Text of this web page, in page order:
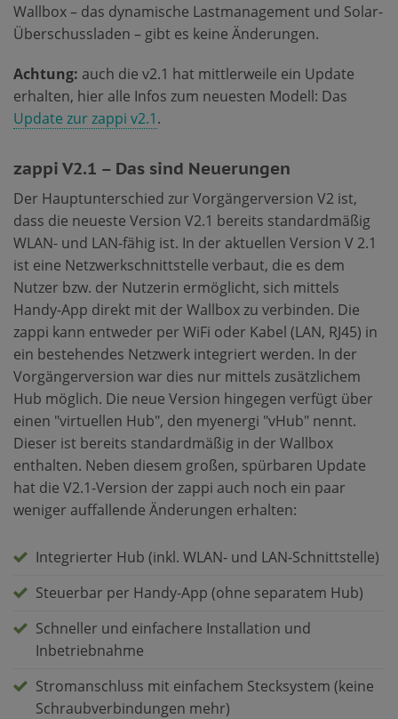
Wallbox – das dynamische Lastmanagement und Solar-
Überschussladen – gibt es keine Änderungen.
Achtung: auch die v2.1 hat mittlerweile ein Update
erhalten, hier alle Infos zum neuesten Modell: Das
Update zur zappi v2.1.
zappi V2.1 – Das sind Neuerungen
Der Hauptunterschied zur Vorgängerversion V2 ist,
dass die neueste Version V2.1 bereits standardmäßig
WLAN- und LAN-fähig ist. In der aktuellen Version V 2.1
ist eine Netzwerkschnittstelle verbaut, die es dem
Nutzer bzw. der Nutzerin ermöglicht, sich mittels
Handy-App direkt mit der Wallbox zu verbinden. Die
zappi kann entweder per WiFi oder Kabel (LAN, RJ45) in
ein bestehendes Netzwerk integriert werden. In der
Vorgängerversion war dies nur mittels zusätzlichem
Hub möglich. Die neue Version hingegen verfügt über
einen "virtuellen Hub", den myenergi "vHub" nennt.
Dieser ist bereits standardmäßig in der Wallbox
enthalten. Neben diesem großen, spürbaren Update
hat die V2.1-Version der zappi auch noch ein paar
weniger auffallende Änderungen erhalten:
Integrierter Hub (inkl. WLAN- und LAN-Schnittstelle)
Steuerbar per Handy-App (ohne separatem Hub)
Schneller und einfachere Installation und
Inbetriebnahme
Stromanschluss mit einfachem Stecksystem (keine
Schraubverbindungen mehr)